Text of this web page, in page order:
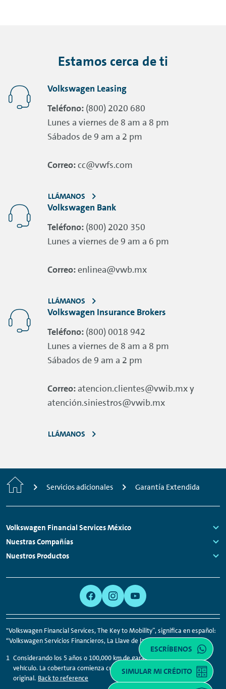
ESCRÍBENOS
SIMULAR MI CRÉDITO
Estamos cerca de ti
Volkswagen Leasing
Teléfono: (800) 2020 680
Lunes a viernes de 8 am a 8 pm
Sábados de 9 am a 2 pm
Correo:cc@vwfs.com
LLÁMANOS
Volkswagen Bank
Teléfono: (800) 2020 350
Lunes a viernes de 9 am a 6 pm
Correo:enlinea@vwb.mx
LLÁMANOS
Volkswagen Insurance Brokers
Teléfono: (800) 0018 942
Lunes a viernes de 8 am a 8 pm
Sábados de 9 am a 2 pm
Correo:atencion.clientes@vwib.mx y
atención.siniestros@vwib.mx
LLÁMANOS
Home Servicios adicionales Garantía Extendida
Footer
Navigation
Volkswagen Financial Services México
Links:
Nuestras Compañías
Links:
Nuestros Productos
Network
Links
"Volkswagen Financial Services, The Key to Mobility”, significa en español:
“Volkswagen Servicios Financieros, La Llave de la Movilidad”.
Considerando los 5 años o 100,000 km de garantía de fábrica de tu
vehículo. La cobertura comienza cuando finaliza la garantía
original. Back to reference